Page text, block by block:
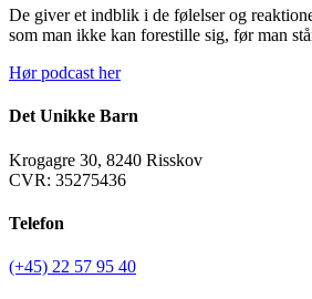
De giver et indblik i de følelser og
som man ikke kan forestille sig, før man
Hør podcast her
Det Unikke Barn
Krogagre 30, 8240 Risskov
CVR: 35275436
Telefon
(+45) 22 57 95 40